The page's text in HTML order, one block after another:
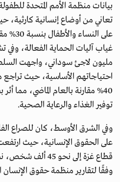
بيانات منظمة الأمم المتحدة
تعاني من أوضاع إنسانية كارثية،
على
غياب آليات الحماية الفعالة، وفي
مليون لاجئ سوداني، واجهت
احتياجاتهم الأساسية، حيث
40% مقارنة بالعام الماضي، مما
توفير الغذاء والرعاية الصحية.
وفي الشرق الأوسط، كان للصراع
على الحقوق الإنسانية، حيث
وفقًا لتقارير منظمة حقوق الإنسان